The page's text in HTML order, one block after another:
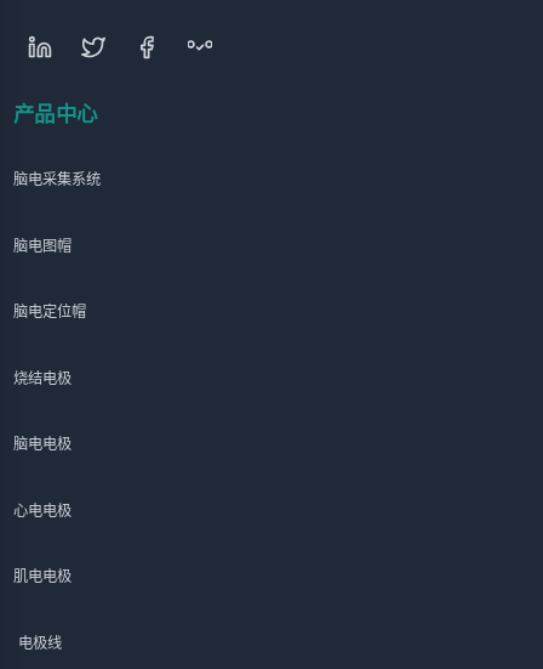
产品中心
脑电采集系统
脑电图帽
脑电定位帽
烧结电极
脑电电极
心电电极
肌电电极
电极线